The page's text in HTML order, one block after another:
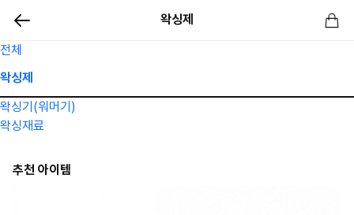
왁싱제
전체
왁싱제
왁싱기(워머기)
왁싱재료
추천 아이템